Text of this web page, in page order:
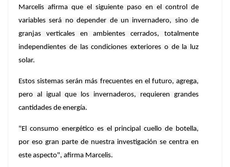
Marcelis afirma que el siguiente paso en el control de
variables será no depender de un invernadero, sino de
granjas verticales en ambientes cerrados, totalmente
independientes de las condiciones exteriores o de la luz
solar.
Estos sistemas serán más frecuentes en el futuro, agrega,
pero al igual que los invernaderos, requieren grandes
cantidades de energía.
"El consumo energético es el principal cuello de botella,
por eso gran parte de nuestra investigación se centra en
este aspecto", afirma Marcelis.